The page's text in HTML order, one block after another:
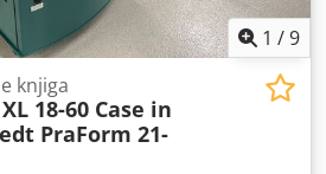
1 /9
knjiga
18-60 Case in
PraForm 21-